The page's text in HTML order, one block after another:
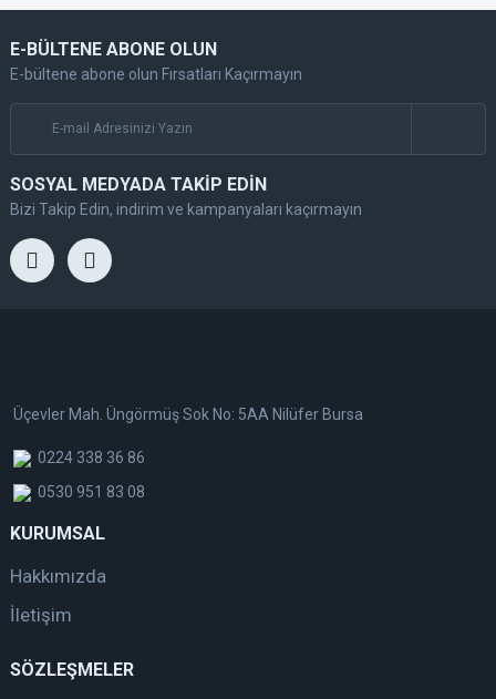
E-BÜLTENE ABONE OLUN
E-bültene abone olun Fırsatları Kaçırmayın
SOSYAL MEDYADA TAKİP EDİN
Bizi Takip Edin, indirim ve kampanyaları kaçırmayın
Üçevler Mah. Üngörmüş Sok No: 5AA Nilüfer Bursa
0224 338 36 86
0530 951 83 08
KURUMSAL
Hakkımızda
İletişim
SÖZLEŞMELER